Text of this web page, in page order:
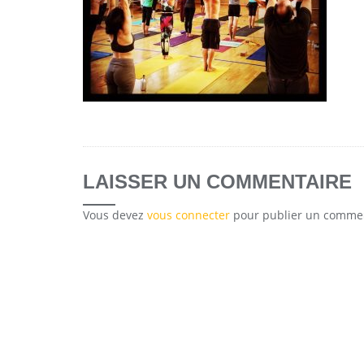
LAISSER UN COMMENTAIRE
Vous devez vous connecter pour publier un